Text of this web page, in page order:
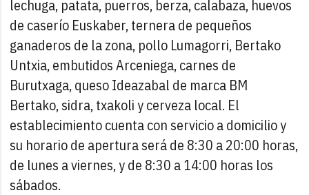
lechuga, patata, puerros, berza, calabaza, huevos
de caserío Euskaber, ternera de pequeños
ganaderos de la zona, pollo Lumagorri, Bertako
Untxia, embutidos Arceniega, carnes de
Burutxaga, queso Ideazabal de marca BM
Bertako, sidra, txakoli y cerveza local. El
establecimiento cuenta con servicio a domicilio y
su horario de apertura será de 8:30 a 20:00 horas,
de lunes a viernes, y de 8:30 a 14:00 horas los
sábados.